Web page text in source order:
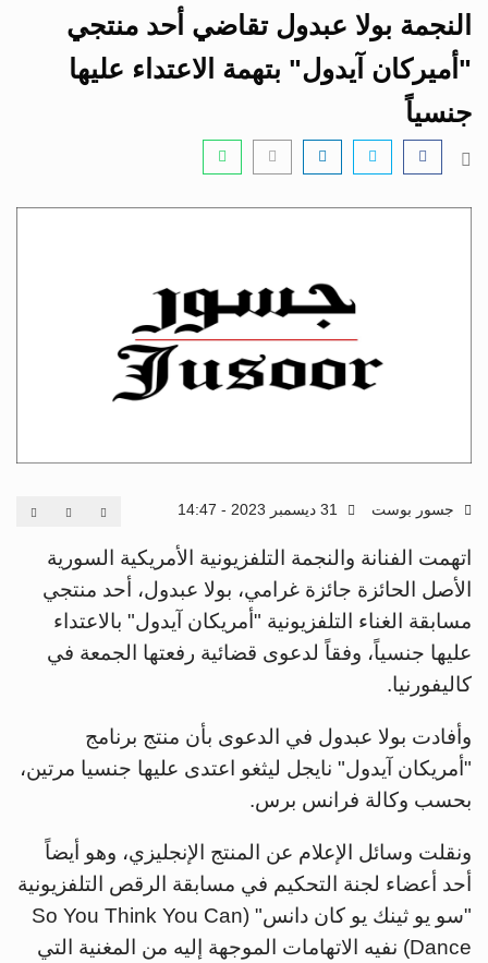
g
t
i
o
النجمة بولا عبدول تقاضي أحد منتجي
"أميركان آيدول" بتهمة الاعتداء عليها
جنسياً
جسور بوست
اتهمت الفنانة والنجمة التلفزيونية الأمريكية السورية
الأصل الحائزة جائزة غرامي، بولا عبدول، أحد منتجي
مسابقة الغناء التلفزيونية "أمريكان آيدول" بالاعتداء
عليها جنسياً، وفقاً لدعوى قضائية رفعتها الجمعة في
كاليفورنيا.
وأفادت بولا عبدول في الدعوى بأن منتج برنامج
"أمريكان آيدول" نايجل ليثغو اعتدى عليها جنسيا مرتين،
بحسب وكالة فرانس برس.
ونقلت وسائل الإعلام عن المنتج الإنجليزي، وهو أيضاً
أحد أعضاء لجنة التحكيم في مسابقة الرقص التلفزيونية
"سو يو ثينك يو كان دانس" (So You Think You Can
Dance) نفيه الاتهامات الموجهة إليه من المغنية التي